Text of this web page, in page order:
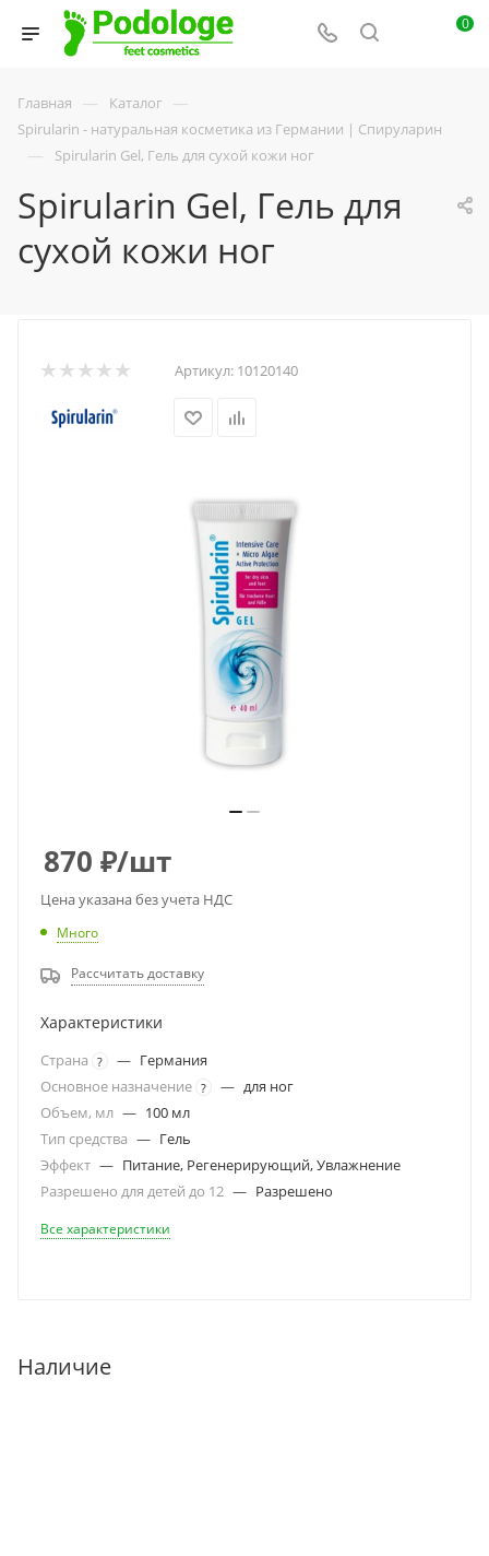
0
Главная — Каталог —
Spirularin - натуральная косметика из Германии | Спируларин
— Spirularin Gel, Гель для сухой кожи ног
Spirularin Gel, Гель для
сухой кожи ног
Артикул: 10120140
870 ₽/шт
Цена указана без учета НДС
Много
Рассчитать доставку
Характеристики
Страна ? — Германия
Основное назначение ? — для ног
Объем, мл — 100 мл
Тип средства — Гель
Эффект — Питание, Регенерирующий, Увлажнение
Разрешено для детей до 12 — Разрешено
Все характеристики
Наличие